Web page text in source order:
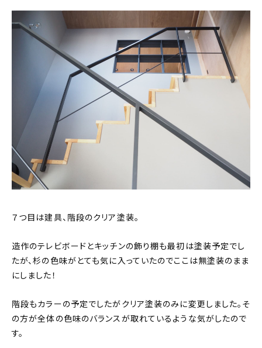
７つ目は建具、階段のクリア塗装。
造作のテレビボードとキッチンの飾り棚も最初は塗装予定でし
たが、杉の色味がとても気に入っていたのでここは無塗装のまま
にしました！
階段もカラーの予定でしたがクリア塗装のみに変更しました。そ
の方が全体の色味のバランスが取れているような気がしたので
す。